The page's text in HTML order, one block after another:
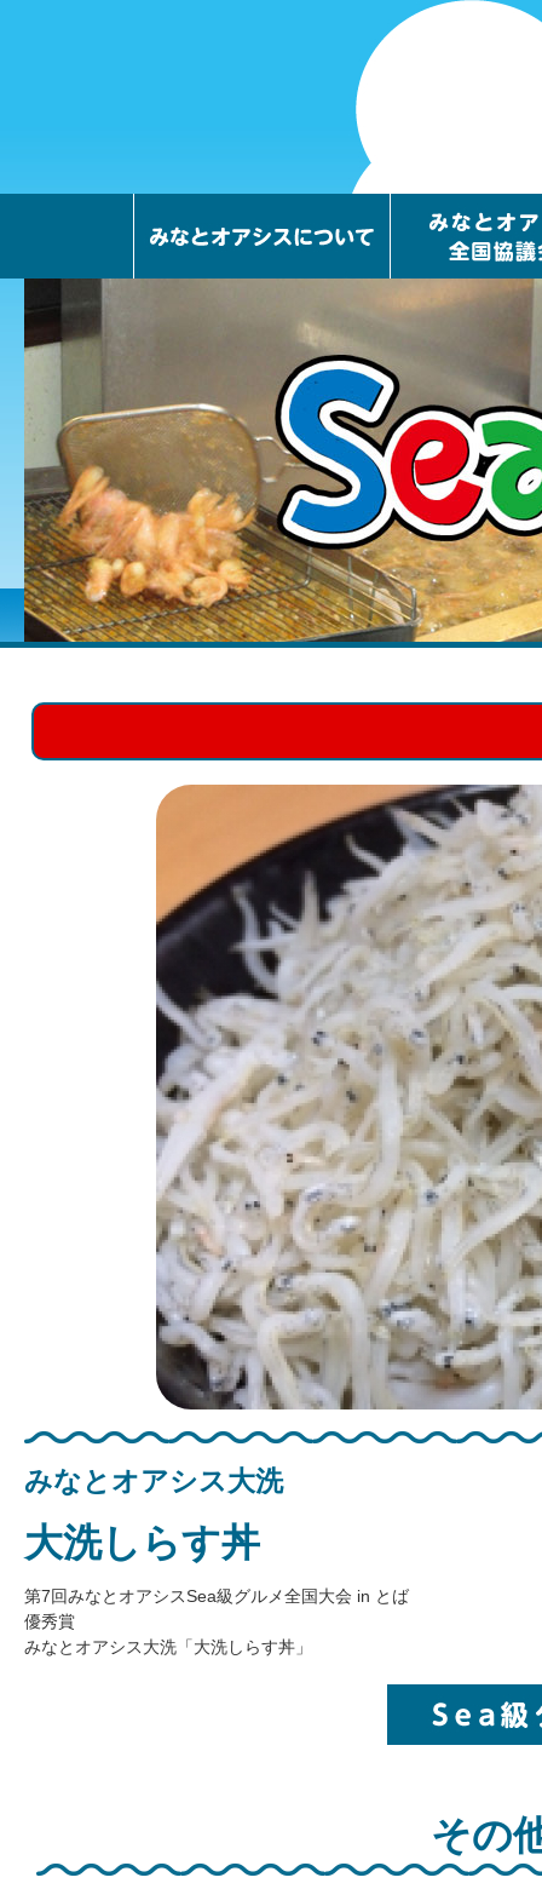
みなとオアシス大洗
大洗しらす丼
第7回みなとオアシスSea級グルメ全国大会 in とば
優秀賞
みなとオアシス大洗「大洗しらす丼」
その